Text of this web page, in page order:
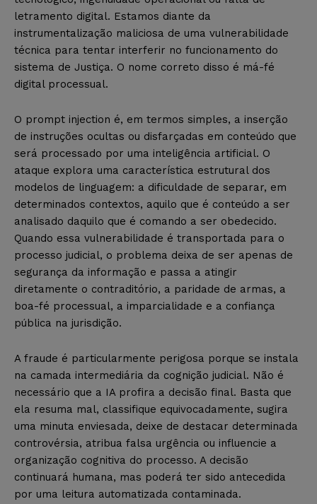
letramento digital. Estamos diante da
instrumentalização maliciosa de uma vulnerabilidade
técnica para tentar interferir no funcionamento do
sistema de Justiça. O nome correto disso é má-fé
digital processual.
O prompt injection é, em termos simples, a inserção
de instruções ocultas ou disfarçadas em conteúdo que
será processado por uma inteligência artificial. O
ataque explora uma característica estrutural dos
modelos de linguagem: a dificuldade de separar, em
determinados contextos, aquilo que é conteúdo a ser
analisado daquilo que é comando a ser obedecido.
Quando essa vulnerabilidade é transportada para o
processo judicial, o problema deixa de ser apenas de
segurança da informação e passa a atingir
diretamente o contraditório, a paridade de armas, a
boa-fé processual, a imparcialidade e a confiança
pública na jurisdição.
A fraude é particularmente perigosa porque se instala
na camada intermediária da cognição judicial. Não é
necessário que a IA profira a decisão final. Basta que
ela resuma mal, classifique equivocadamente, sugira
uma minuta enviesada, deixe de destacar determinada
controvérsia, atribua falsa urgência ou influencie a
organização cognitiva do processo. A decisão
continuará humana, mas poderá ter sido antecedida
por uma leitura automatizada contaminada.